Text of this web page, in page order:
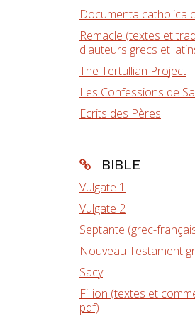
Documenta catholica
Remacle (textes et
d'auteurs grecs et
The Tertullian Project
Les Confessions de
Ecrits des Pères
BIBLE
Vulgate 1
Vulgate 2
Septante (grec-
Nouveau Testament
Sacy
Fillion (textes et
pdf)